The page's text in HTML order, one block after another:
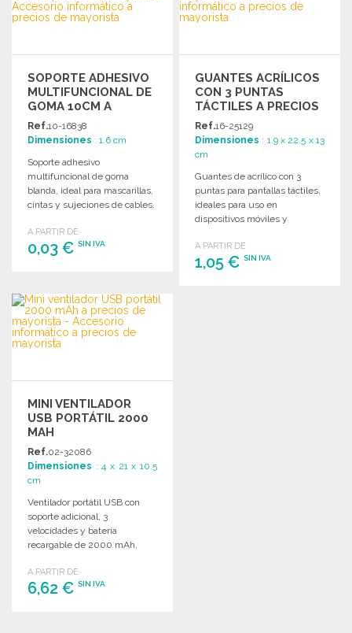
SOPORTE ADHESIVO
MULTIFUNCIONAL DE
GOMA 10CM A
PRECIOS DE
MAYORISTA
Ref.10-16838
Dimensiones : 1.6 cm
Soporte adhesivo
multifuncional de goma
blanda, ideal para mascarillas,
cintas y sujeciones de cables.
A PARTIR DE
0,03 € SIN IVA
Solicitar un presupuesto
GUANTES ACRÍLICOS
CON 3 PUNTAS
TÁCTILES A PRECIOS
DE MAYORISTA
Ref.16-25129
Dimensiones : 1.9 x 22.5 x 13
cm
Guantes de acrílico con 3
puntas para pantallas táctiles,
ideales para uso en
dispositivos móviles y
A PARTIR DE
1,05 €SIN IVA
MINI VENTILADOR
USB PORTÁTIL 2000
MAH
Ref.02-32086
Dimensiones : 4 x 21 x 10.5
cm
Ventilador portátil USB con
soporte adicional, 3
velocidades y batería
recargable de 2000 mAh,
A PARTIR DE
6,62 € SIN IVA